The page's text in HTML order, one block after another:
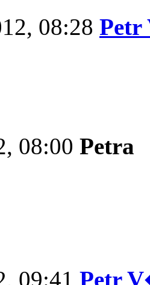
08:28
08:00 Petra
09:41 Petr